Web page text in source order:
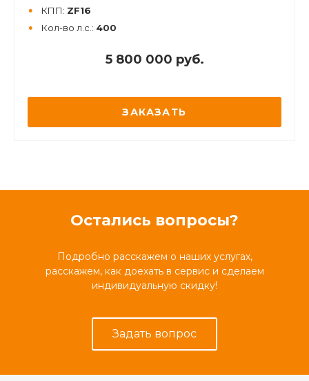
КПП: ZF16
Кол-во л.с.: 400
5 800 000 руб.
ЗАКАЗАТЬ
Остались вопросы?
Подробно расскажем о наших услугах,
расскажем, как доехать в сервис и сделаем
индивидуальную скидку!
Задать вопрос